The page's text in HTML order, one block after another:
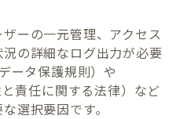
ーの一元管理、アクセス
の詳細なログ出力が必要
ータ保護規則）や
責任に関する法律）など
選択要因です。